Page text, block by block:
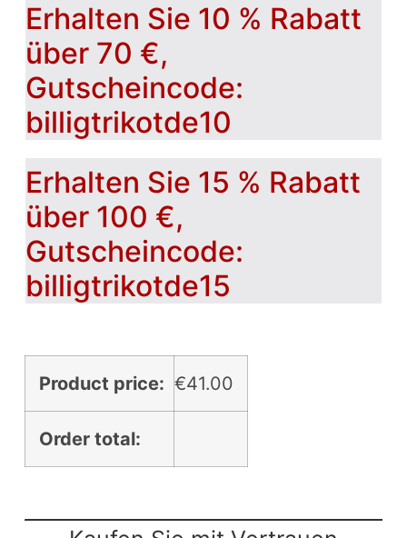
Erhalten Sie 10 % Rabatt
über 70 €,
Gutscheincode:
billigtrikotde10
Erhalten Sie 15 % Rabatt
über 100 €,
Gutscheincode:
billigtrikotde15
Product price: €41.00
Order total: